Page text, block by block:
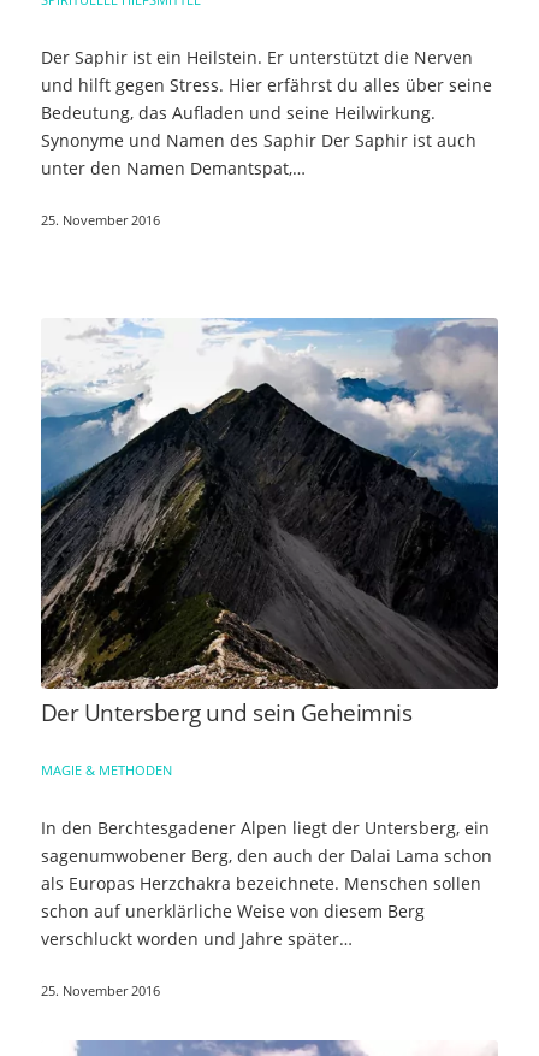
Der Saphir ist ein Heilstein. Er unterstützt die Nerven
und hilft gegen Stress. Hier erfährst du alles über seine
Bedeutung, das Aufladen und seine Heilwirkung.
Synonyme und Namen des Saphir Der Saphir ist auch
unter den Namen Demantspat,…
25. November 2016
Der Untersberg und sein Geheimnis
MAGIE & METHODEN
In den Berchtesgadener Alpen liegt der Untersberg, ein
sagenumwobener Berg, den auch der Dalai Lama schon
als Europas Herzchakra bezeichnete. Menschen sollen
schon auf unerklärliche Weise von diesem Berg
verschluckt worden und Jahre später…
25. November 2016